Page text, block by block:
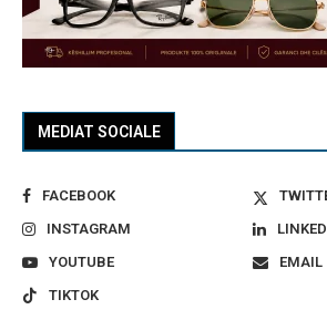
MEDIAT SOCIALE
FACEBOOK
INSTAGRAM
YOUTUBE
EMAIL
TIKTOK